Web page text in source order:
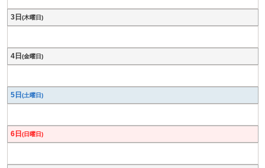
3日 (木曜日)
4日 (金曜日)
5日 (土曜日)
6日 (日曜日)